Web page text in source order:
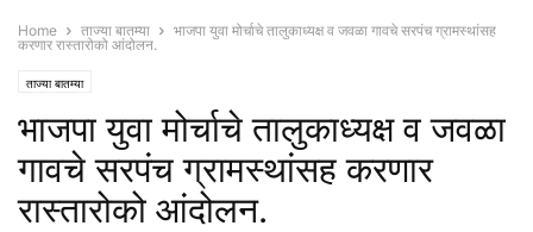
Home ताज्या बातम्या
भाजपा युवा मोर्चाचे तालुकाध्यक्ष व जवळा गावचे सरपंच ग्रामस्थांसह
करणार रास्तारोको आंदोलन.
ताज्या बातम्या
भाजपा युवा मोर्चाचे तालुकाध्यक्ष व जवळा
गावचे सरपंच ग्रामस्थांसह करणार
रास्तारोको आंदोलन.